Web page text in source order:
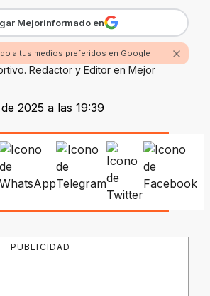
Mejorinformado en
a tus medios preferidos en Google
Redactor y Editor en Mejor
2025 a las 19:39
PUBLICIDAD